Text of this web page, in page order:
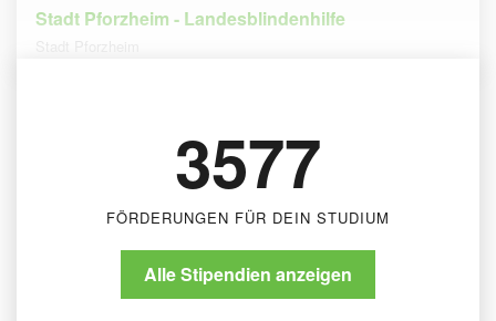
Stadt Pforzheim - Landesblindenhilfe
Stadt Pforzheim
3577
FÖRDERUNGEN FÜR DEIN STUDIUM
Alle Stipendien anzeigen